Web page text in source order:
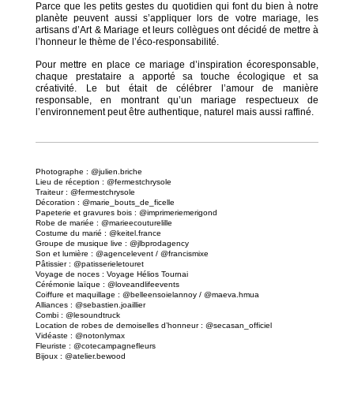
Parce que les petits gestes du quotidien qui font du bien à notre
planète peuvent aussi s’appliquer lors de votre mariage, les
artisans d’Art & Mariage et leurs collègues ont décidé de mettre à
l’honneur le thème de l’éco-responsabilité.
Pour mettre en place ce mariage d’inspiration écoresponsable,
chaque prestataire a apporté sa touche écologique et sa
créativité. Le but était de célébrer l’amour de manière
responsable, en montrant qu’un mariage respectueux de
l’environnement peut être authentique, naturel mais aussi raffiné.
Photographe : @julien.briche
Lieu de réception : @fermestchrysole
Traiteur : @fermestchrysole
Décoration : @marie_bouts_de_ficelle
Papeterie et gravures bois : @imprimeriemerigond
Robe de mariée : @marieecouturelille
Costume du marié : @keitel.france
Groupe de musique live : @jlbprodagency
Son et lumière : @agencelevent / @francismixe
Pâtissier : @patisserieletouret
Voyage de noces : Voyage Hélios Tournai
Cérémonie laïque : @loveandlifeevents
Coiffure et maquillage : @belleensoielannoy / @maeva.hmua
Alliances : @sebastien.joaillier
Combi : @lesoundtruck
Location de robes de demoiselles d’honneur : @secasan_officiel
Vidéaste : @notonlymax
Fleuriste : @cotecampagnefleurs
Bijoux : @atelier.bewood